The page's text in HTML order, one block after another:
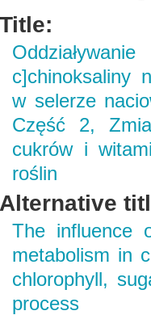
Title:
c]chinoksaliny
w selerze
Część 2,
cukrów i
roślin
Alternative
The influence
metabolism in
chlorophyll,
process